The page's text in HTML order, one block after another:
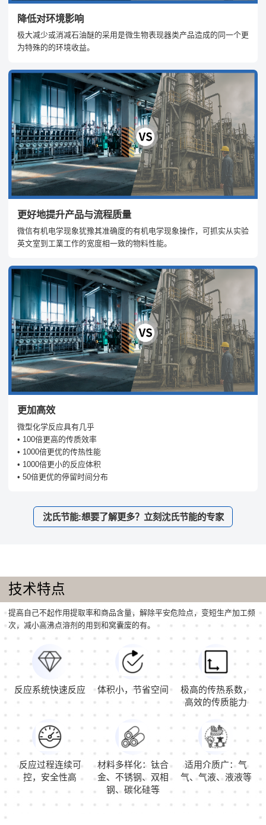
降低对环境影响
极大减少或消减石油醚的采用是微生物表现器类产品造成的同一个更
为特殊的的环境收益。
更好地提升产品与流程质量
微信有机电学现象犹豫其准确度的有机电学现象操作，可抓实从实验
英文室到工業工作的宽度相一致的物料性能。
更加高效
微型化学反应具有几乎
• 100倍更高的传质效率
• 1000倍更优的传热性能
• 1000倍更小的反应体积
• 50倍更优的停留时间分布
沈氏节能:想要了解更多？立刻沈氏节能的专家
技术特点
提高自己不起作用提取率和商品含量，解除平安危险点，变短生产加工频
次，减小高沸点溶剂的用到和窝囊废的有。
反应系统快速反应 体积小，节省空间
极高的传热系数，
高效的传质能力
反应过程连续可
控，安全性高
材料多样化：钛合
金、不锈钢、双相
钢、碳化硅等
适用介质广：气
气、气液、液液等